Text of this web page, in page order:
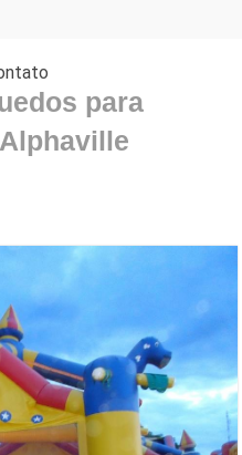
para